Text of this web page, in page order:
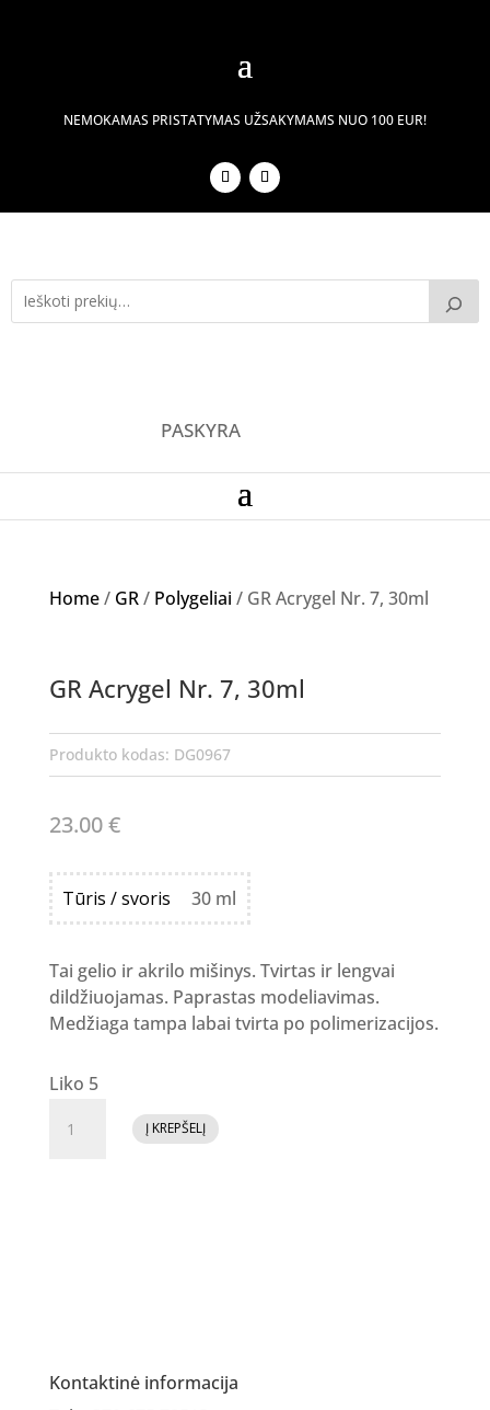
NEMOKAMAS PRISTATYMAS UŽSAKYMAMS NUO 100 EUR!
PASKYRA
Home/ GR/ Polygeliai / GR Acrygel Nr. 7, 30ml
GR Acrygel Nr. 7, 30ml
Produkto kodas: DG0967
23.00€
Tūris / svoris 30 ml
Tai gelio ir akrilo mišinys. Tvirtas ir lengvai
dildžiuojamas. Paprastas modeliavimas.
Medžiaga tampa labai tvirta po polimerizacijos.
Liko 5
kiekis:
Į KREPŠELĮ
Kontaktinė informacija